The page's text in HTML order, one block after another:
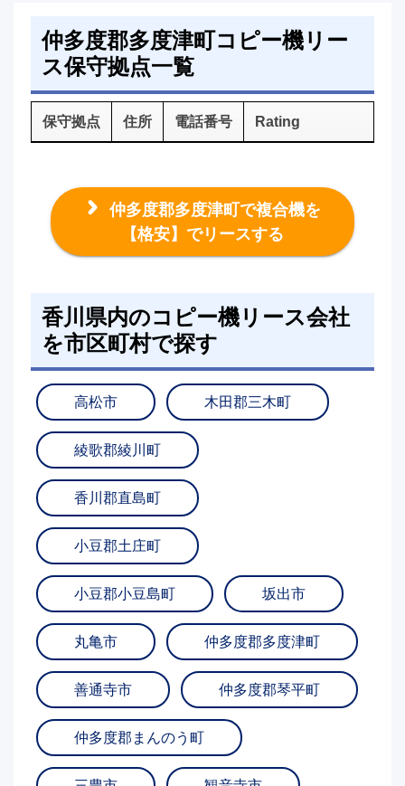
仲多度郡多度津町コピー機リー
ス保守拠点一覧
保守拠点 住所 電話番号 Rating
仲多度郡多度津町で複合機を
【格安】でリースする
香川県内のコピー機リース会社
を市区町村で探す
高松市 木田郡三木町
綾歌郡綾川町
香川郡直島町
小豆郡土庄町
小豆郡小豆島町 坂出市
丸亀市 仲多度郡多度津町
善通寺市 仲多度郡琴平町
仲多度郡まんのう町